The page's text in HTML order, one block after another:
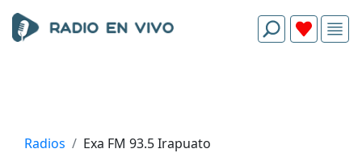
Radios Exa FM 93.5 Irapuato